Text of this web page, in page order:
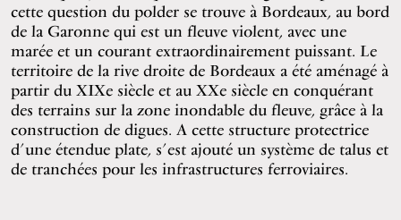
cette question du polder se trouve à Bordeaux, au bord
de la Garonne qui est un fleuve violent, avec une
marée et un courant extraordinairement puissant. Le
territoire de la rive droite de Bordeaux a été aménagé à
partir du XIXe siècle et au XXe siècle en conquérant
des terrains sur la zone inondable du fleuve, grâce à la
construction de digues. A cette structure protectrice
d’une étendue plate, s’est ajouté un système de talus et
de tranchées pour les infrastructures ferroviaires.